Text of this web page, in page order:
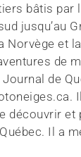
bâtis par
jusqu’au
Norvège et
de
Journal de
découvrir et
Il a